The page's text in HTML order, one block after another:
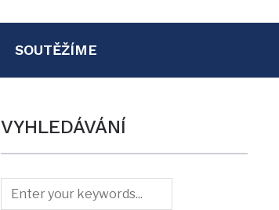
SOUTĚŽÍME
VYHLEDÁVÁNÍ